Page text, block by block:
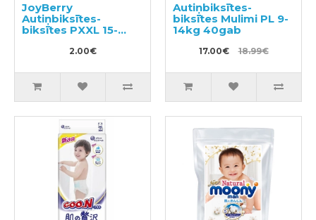
JoyBerry
Autiņbiksītes-
biksītes PXXL 15-
2.00€
Autiņbiksītes-
biksītes Mulimi PL 9-
14kg 40gab
17.00€ 18.99€